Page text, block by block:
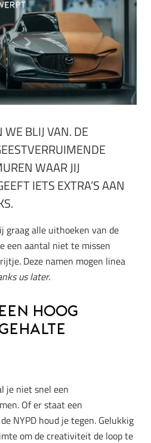
BLIJ VAN. DE
WAAR JIJ
IETS EXTRA’S AAN
graag alle uithoeken van de
een aantal niet te missen
Deze namen mogen linea
us later.
hoog
je niet snel een
Of er staat een
NYPD houd je tegen. Gelukkig
om de creativiteit de loop te